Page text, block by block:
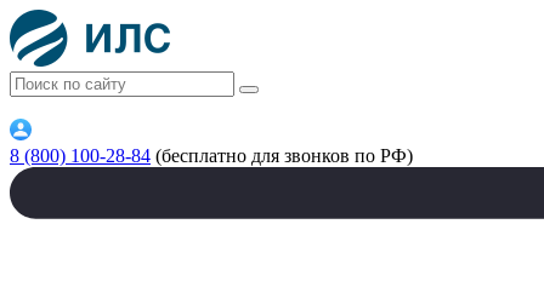
8 (800) 100-28-84 (бесплатно для звонков по РФ)